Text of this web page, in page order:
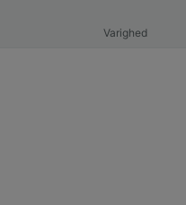
Varighed